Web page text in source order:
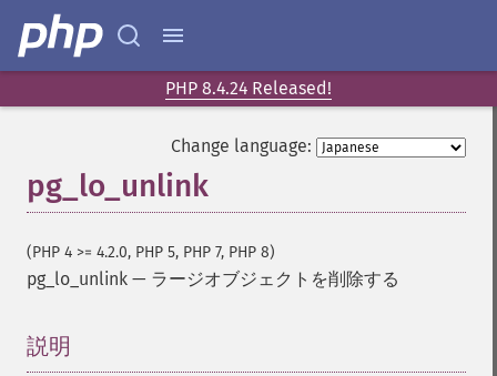
PHP 8.4.24 Released!
Change language:
pg_lo_unlink
(PHP 4 >= 4.2.0, PHP 5, PHP 7, PHP 8)
pg_lo_unlink — ラージオブジェクトを削除する
説明